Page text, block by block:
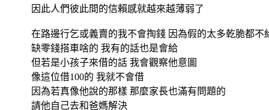
因此人們彼此間的信賴感就越來越薄弱了
在路邊行乞或義賣的我不會掏錢 因為假的太多乾脆都不
缺零錢搭車啥的 我有的話也是會給
但若是小孩子來借的話 我會觀察他意圖
像這位借100的 我就不會借
因為若真像他說的那樣 那麼家長也滿有問題的
請他自己去和爸媽解決